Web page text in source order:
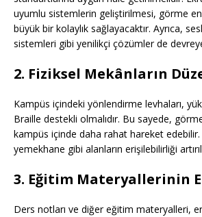
uyumlu sistemlerin geliştirilmesi, görme
büyük bir kolaylık sağlayacaktır. Ayrıca,
sistemleri gibi yenilikçi çözümler de devreye
2. Fiziksel Mekânların
Kampüs içindeki yönlendirme levhaları,
Braille destekli olmalıdır. Bu sayede,
kampüs içinde daha rahat hareket edebilir.
yemekhane gibi alanların erişilebilirliği
3. Eğitim Materyallerinin
Ders notları ve diğer eğitim materyalleri,